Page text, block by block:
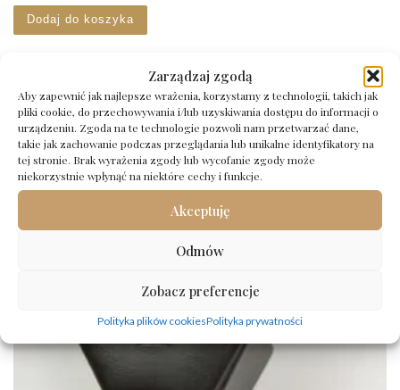
Zarządzaj zgodą
Aby zapewnić jak najlepsze wrażenia, korzystamy z technologii, takich jak
pliki cookie, do przechowywania i/lub uzyskiwania dostępu do informacji o
urządzeniu. Zgoda na te technologie pozwoli nam przetwarzać dane,
takie jak zachowanie podczas przeglądania lub unikalne identyfikatory na
tej stronie. Brak wyrażenia zgody lub wycofanie zgody może
niekorzystnie wpłynąć na niektóre cechy i funkcje.
Akceptuję
Odmów
Zobacz preferencje
Polityka plików cookiesPolityka prywatności
Dodaj do koszyka